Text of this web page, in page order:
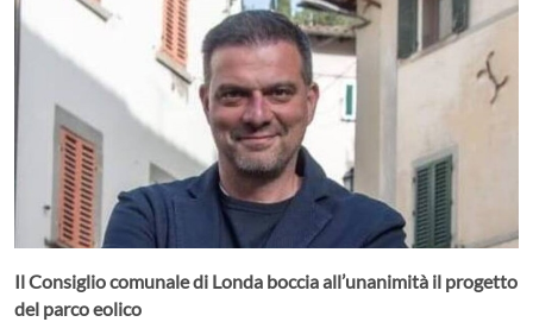
Il Consiglio comunale di Londa boccia all’unanimità il progetto
del parco eolico